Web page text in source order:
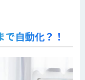
自動化？！